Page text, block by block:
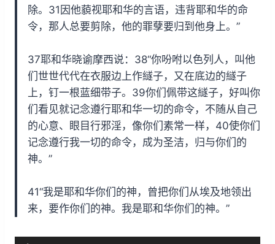
除。31因他藐视耶和华的言语，违背耶和华的命
令，那人总要剪除，他的罪孽要归到他身上。”
37耶和华晓谕摩西说：38“你吩咐以色列人，叫他
们世世代代在衣服边上作繸子，又在底边的繸子
上，钉一根蓝细带子。39你们佩带这繸子，好叫你
们看见就记念遵行耶和华一切的命令，不随从自己
的心意、眼目行邪淫，像你们素常一样，40使你们
记念遵行我一切的命令，成为圣洁，归与你们的
神。”
41“我是耶和华你们的神，曾把你们从埃及地领出
来，要作你们的神。我是耶和华你们的神。”